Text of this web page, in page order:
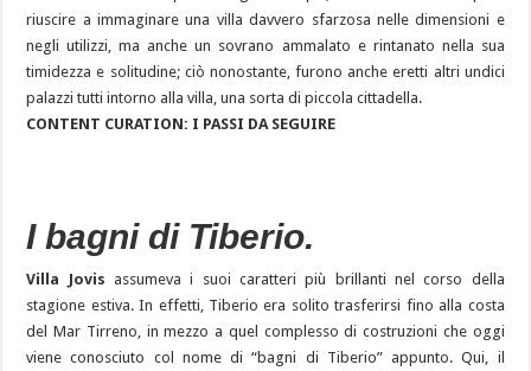
riuscire a immaginare una villa davvero sfarzosa nelle dimensioni e
negli utilizzi, ma anche un sovrano ammalato e rintanato nella sua
timidezza e solitudine; ciò nonostante, furono anche eretti altri undici
palazzi tutti intorno alla villa, una sorta di piccola cittadella.
CONTENT CURATION: I PASSI DA SEGUIRE
I bagni di Tiberio.
Villa Jovis assumeva i suoi caratteri più brillanti nel corso della
stagione estiva. In effetti, Tiberio era solito trasferirsi fino alla costa
del Mar Tirreno, in mezzo a quel complesso di costruzioni che oggi
viene conosciuto col nome di “bagni di Tiberio” appunto. Qui, il